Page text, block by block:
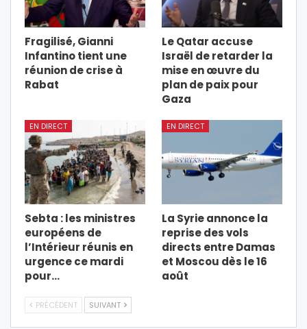
Fragilisé, Gianni
Infantino tient une
réunion de crise à
Rabat
Le Qatar accuse
Israël de retarder la
mise en œuvre du
plan de paix pour
Gaza
EN DIRECT
Sebta : les ministres
européens de
l’Intérieur réunis en
urgence ce mardi
pour…
EN DIRECT
La Syrie annonce la
reprise des vols
directs entre Damas
et Moscou dès le 16
août
PRÉCÉDENT SUIVANT